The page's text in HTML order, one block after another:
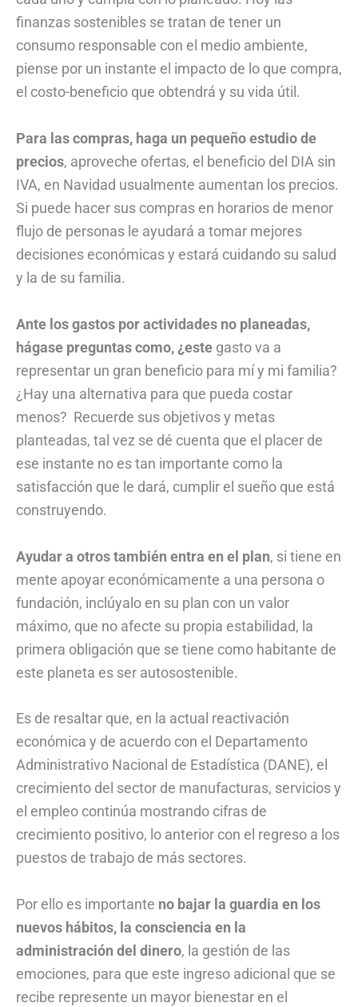
finanzas sostenibles se tratan de tener un
consumo responsable con el medio ambiente,
piense por un instante el impacto de lo que compra,
el costo-beneficio que obtendrá y su vida útil.
Para las compras, haga un pequeño estudio de
precios, aproveche ofertas, el beneficio del DIA sin
IVA, en Navidad usualmente aumentan los precios.
Si puede hacer sus compras en horarios de menor
flujo de personas le ayudará a tomar mejores
decisiones económicas y estará cuidando su salud
y la de su familia.
Ante los gastos por actividades no planeadas,
hágase preguntas como, ¿este gasto va a
representar un gran beneficio para mí y mi familia?
¿Hay una alternativa para que pueda costar
menos? Recuerde sus objetivos y metas
planteadas, tal vez se dé cuenta que el placer de
ese instante no es tan importante como la
satisfacción que le dará, cumplir el sueño que está
construyendo.
Ayudar a otros también entra en el plan, si tiene en
mente apoyar económicamente a una persona o
fundación, inclúyalo en su plan con un valor
máximo, que no afecte su propia estabilidad, la
primera obligación que se tiene como habitante de
este planeta es ser autosostenible.
Es de resaltar que, en la actual reactivación
económica y de acuerdo con el Departamento
Administrativo Nacional de Estadística (DANE), el
crecimiento del sector de manufacturas, servicios y
el empleo continúa mostrando cifras de
crecimiento positivo, lo anterior con el regreso a los
puestos de trabajo de más sectores.
Por ello es importante no bajar la guardia en los
nuevos hábitos, la consciencia en la
administración del dinero, la gestión de las
emociones, para que este ingreso adicional que se
recibe represente un mayor bienestar en el